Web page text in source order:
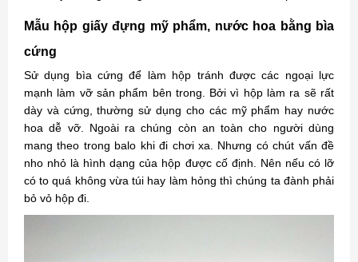
Mẫu hộp giấy đựng mỹ phẩm, nước hoa bằng bìa
cứng
Sử dụng bìa cứng để làm hộp tránh được các ngoại lực
mạnh làm vỡ sản phẩm bên trong. Bởi vì hộp làm ra sẽ rất
dày và cứng, thường sử dụng cho các mỹ phẩm hay nước
hoa dễ vỡ. Ngoài ra chúng còn an toàn cho người dùng
mang theo trong balo khi đi chơi xa. Nhưng có chút vấn đề
nho nhỏ là hình dạng của hộp được cố định. Nên nếu có lỡ
có to quá không vừa túi hay làm hỏng thì chúng ta đành phải
bỏ vỏ hộp đi.